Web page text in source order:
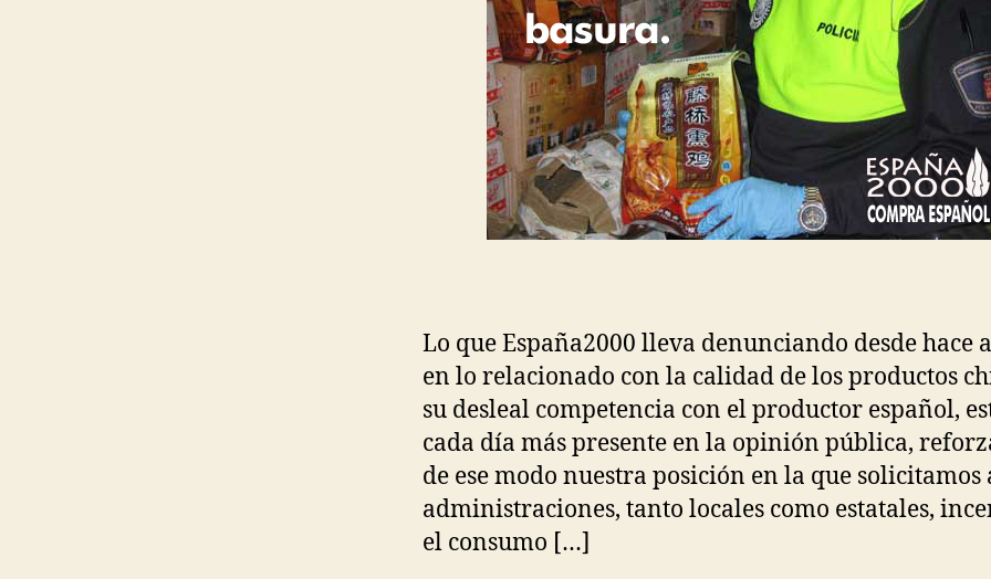
Lo que España2000 lleva denunciando desde hace
en lo relacionado con la calidad de los productos
su desleal competencia con el productor español,
cada día más presente en la opinión pública,
de ese modo nuestra posición en la que solicitamos
administraciones, tanto locales como estatales,
el consumo […]